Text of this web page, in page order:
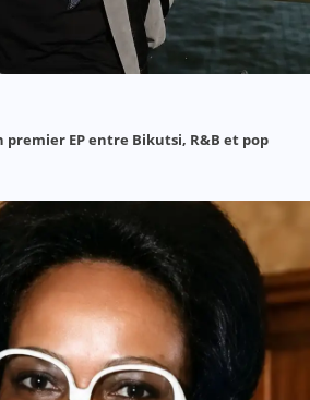
EP entre Bikutsi, R&B et pop